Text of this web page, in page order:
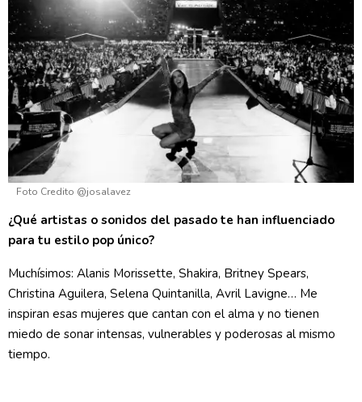
Foto Credito @josalavez
¿Qué artistas o sonidos del pasado te han influenciado
para tu estilo pop único?
Muchísimos: Alanis Morissette, Shakira, Britney Spears,
Christina Aguilera, Selena Quintanilla, Avril Lavigne… Me
inspiran esas mujeres que cantan con el alma y no tienen
miedo de sonar intensas, vulnerables y poderosas al mismo
tiempo.